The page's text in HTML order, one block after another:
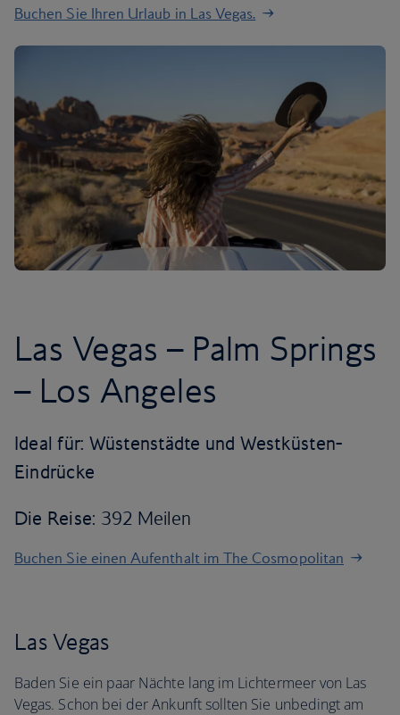
Buchen Sie Ihren Urlaub in Las Vegas.
Las Vegas – Palm Springs
– Los Angeles
Ideal für: Wüstenstädte und Westküsten-
Eindrücke
Die Reise: 392 Meilen
Buchen Sie einen Aufenthalt im The Cosmopolitan
Las Vegas
Baden Sie ein paar Nächte lang im Lichtermeer von Las
Vegas. Schon bei der Ankunft sollten Sie unbedingt am